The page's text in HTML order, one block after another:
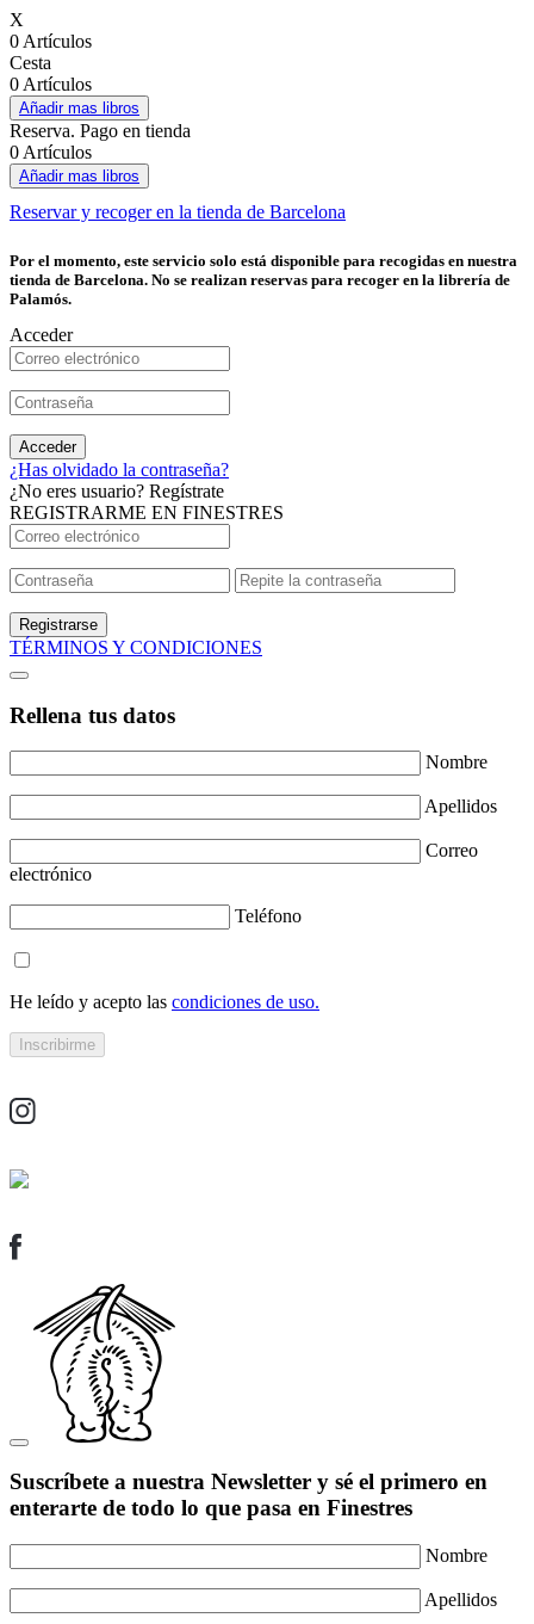
X
0 Artículos
Cesta
0 Artículos
Añadir mas libros
Reserva. Pago en tienda
0 Artículos
Añadir mas libros
Reservar y recoger en la tienda de Barcelona
Por el momento, este servicio solo está disponible para recogidas en nuestra
tienda de Barcelona. No se realizan reservas para recoger en la librería de
Palamós.
Acceder
Acceder
¿Has olvidado la contraseña?
¿No eres usuario? Regístrate
REGISTRARME EN FINESTRES
Registrarse
TÉRMINOS Y CONDICIONES
Rellena tus datos
Nombre
Apellidos
Correo
electrónico
Teléfono
He leído y acepto las condiciones de uso.
Suscríbete a nuestra Newsletter y sé el primero en
enterarte de todo lo que pasa en Finestres
Nombre
Apellidos